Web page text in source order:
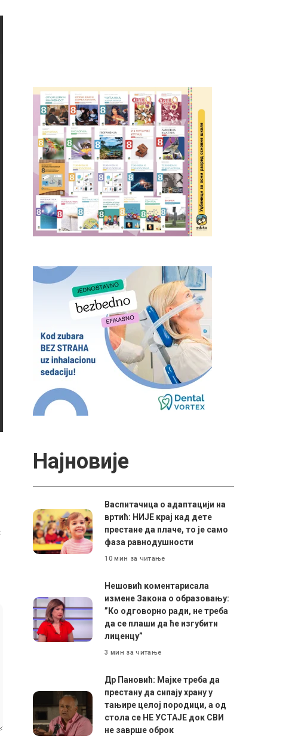
Најновије
Васпитачица о адаптацији на
вртић: НИЈЕ крај кад дете
престане да плаче, то је само
фаза равнодушности
10 мин за читање
Нешовић коментарисала
измене Закона о образовању:
”Ко одговорно ради, не треба
да се плаши да ће изгубити
лиценцу”
3 мин за читање
Др Пановић: Мајке треба да
престану да сипају храну у
тањире целој породици, а од
стола се НЕ УСТАЈЕ док СВИ
не заврше оброк